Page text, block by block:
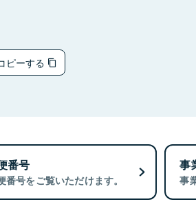
ピーする
番号
号をご覧いただけます。
事
事